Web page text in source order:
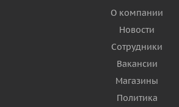
О компании
Новости
Сотрудники
Вакансии
Магазины
Политика